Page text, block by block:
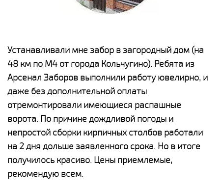
Устанавливали мне забор в загородный дом (на
48 км по М4 от города Кольчугино). Ребята из
Арсенал Заборов выполнили работу ювелирно, и
даже без дополнительной оплаты
отремонтировали имеющиеся распашные
ворота. По причине дождливой погоды и
непростой сборки кирпичных столбов работали
на 2 дня дольше заявленного срока. Но в итоге
получилось красиво. Цены приемлемые,
рекомендую всем.